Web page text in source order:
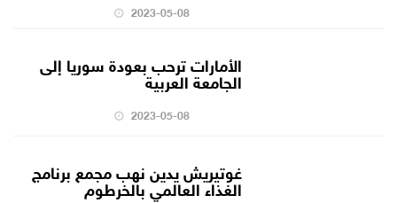
2023-05-08
الأمارات ترحب بعودة سوريا إلى
الجامعة العربية
2023-05-08
غوتيريش يدين نهب مجمع برنامج
الغذاء العالمي بالخرطوم